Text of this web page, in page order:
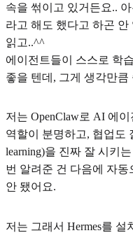
속을 썪이고 있거든요..
라고 해도 했다고 하곤
읽고..^^
에이전트들이 스스로 학
좋을 텐데, 그게 생각만큼
저는 OpenClaw로 AI 에
역할이 분명하고, 협업도
learning)을 진짜 잘 시키
번 알려준 건 다음에 자
안 됐어요.
저는 그래서 Hermes를 설